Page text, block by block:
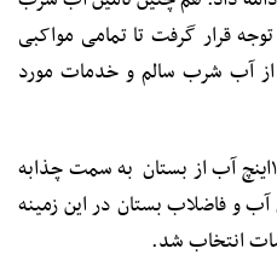
قرار گرفت تا تمامی مواکبی
آب شرب سالم و خدمات مورد
وی با اشاره به اجرای خط انتقال ۱۰اینچ آب از بستان به سمت چذابه
آب و فاضلاب بستان در این زمینه
انتخاب شد.